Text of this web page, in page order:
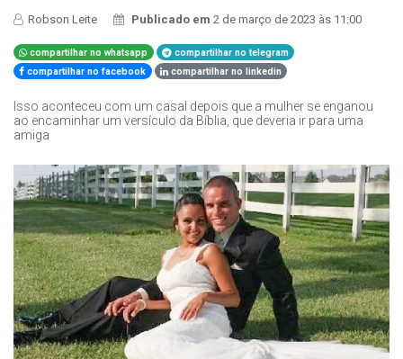
Robson Leite Publicado em2 de março de 2023 às 11:00
compartilhar no whatsapp
compartilhar no telegram
compartilhar no facebook
compartilhar no linkedin
Isso aconteceu com um casal depois que a mulher se enganou
ao encaminhar um versículo da Bíblia, que deveria ir para uma
amiga